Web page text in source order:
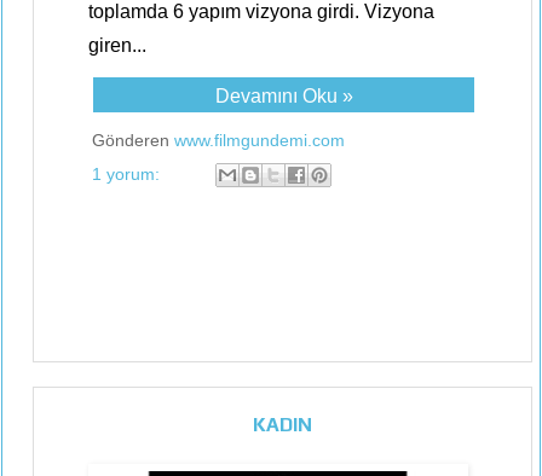
toplamda 6 yapım vizyona girdi. Vizyona
giren...
Devamını Oku »
Gönderen www.filmgundemi.com
1 yorum:
KADIN